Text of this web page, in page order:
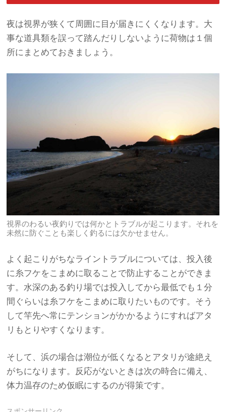
夜は視界が狭くて周囲に目が届きにくくなります。大
事な道具類を誤って踏んだりしないように荷物は１個
所にまとめておきましょう。
視界のわるい夜釣りでは何かとトラブルが起こります。それを
未然に防ぐことも楽しく釣るには欠かせません。
よく起こりがちなライントラブルについては、投入後
に糸フケをこまめに取ることで防止することができま
す。水深のある釣り場では投入してから最低でも１分
間ぐらいは糸フケをこまめに取りたいものです。そう
して竿先へ常にテンションがかかるようにすればアタ
リもとりやすくなります。
そして、浜の場合は潮位が低くなるとアタリが途絶え
がちになります。反応がないときは次の時合に備え、
体力温存のため仮眠にするのが得策です。